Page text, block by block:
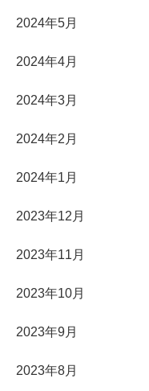
2024年5月
2024年4月
2024年3月
2024年2月
2024年1月
2023年12月
2023年11月
2023年10月
2023年9月
2023年8月